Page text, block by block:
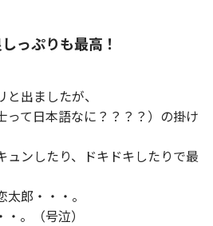
っぷりも最高！
出ましたが、
って日本語なに？？？？）の掛け
ュンしたり、ドキドキしたりで最
郎・・・。
。（号泣）